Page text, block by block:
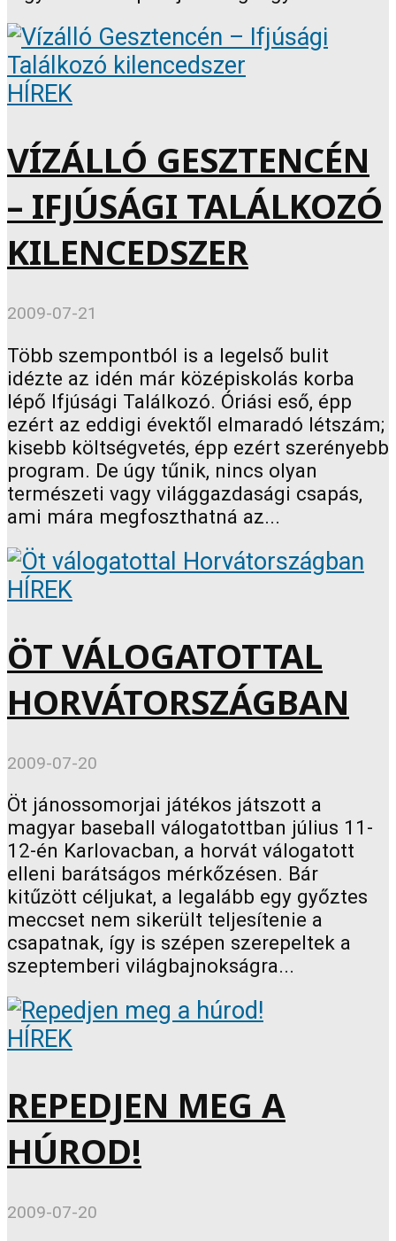
HÍREK
VÍZÁLLÓ GESZTENCÉN
– IFJÚSÁGI TALÁLKOZÓ
KILENCEDSZER
2009-07-21
Több szempontból is a legelső bulit
idézte az idén már középiskolás korba
lépő Ifjúsági Találkozó. Óriási eső, épp
ezért az eddigi évektől elmaradó létszám;
kisebb költségvetés, épp ezért szerényebb
program. De úgy tűnik, nincs olyan
természeti vagy világgazdasági csapás,
ami mára megfoszthatná az...
HÍREK
ÖT VÁLOGATOTTAL
HORVÁTORSZÁGBAN
2009-07-20
Öt jánossomorjai játékos játszott a
magyar baseball válogatottban július 11-
12-én Karlovacban, a horvát válogatott
elleni barátságos mérkőzésen. Bár
kitűzött céljukat, a legalább egy győztes
meccset nem sikerült teljesítenie a
csapatnak, így is szépen szerepeltek a
szeptemberi világbajnokságra...
HÍREK
REPEDJEN MEG A
HÚROD!
2009-07-20